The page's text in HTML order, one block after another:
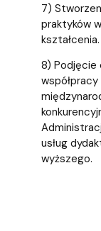
7)
praktyków
kształcenia.
8) Podjęcie
usług
wyższego.